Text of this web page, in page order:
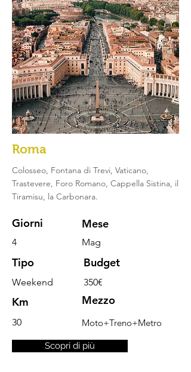
Roma
Colosseo, Fontana di Trevi, Vaticano,
Trastevere, Foro Romano, Cappella Sistina, il
Tiramisu, la Carbonara.
Giorni Mese
4 Mag
Tipo Budget
Weekend
Km
350€
Mezzo
30 Moto+Treno+Metro
Scopri di più